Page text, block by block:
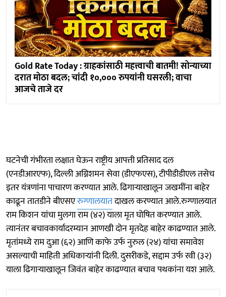
Gold Rate Today : ग्राहकांसाठी महत्त्वाची बातमी! सोन्याच्या
दरात मोठा बदल; चांदी १०,००० रुपयांनी घसरली; वाचा
आजचे ताजे दर
घटनेची गंभीरता लक्षात घेऊन राष्ट्रीय आपत्ती प्रतिसाद दल
(एनडीआरएफ), दिल्ली अग्निशमन सेवा (डीएफएस), टीपीडीडीएल तसेच
इतर यंत्रणांना पाचारण करण्यात आले. ढिगाऱ्याखालून जखमींना बाहेर
काढून तातडीने बीएसएरुग्णालयातदाखल करण्यात आले.रुग्णालयात
राम किशन यांचा मुलगा राम (४२) याला मृत घोषित करण्यात आले.
त्यानंतर बचावकार्यादरम्यान आणखी दोन मृतदेह बाहेर काढण्यात आले.
मृतांमध्ये राम दुआ (६२) आणि काफे उर्फ नुरुल (२४) यांचा समावेश
असल्याची माहिती अधिकाऱ्यांनी दिली. दुसरीकडे, सद्दाम उर्फ रवी (३२)
याला ढिगाऱ्याखालून जिवंत बाहेर काढण्यात बचाव पथकांना यश आले.